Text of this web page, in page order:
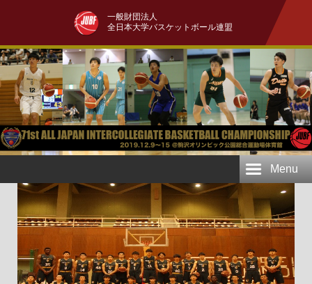
一般財団法人
全日本大学バスケットボール連盟
Menu